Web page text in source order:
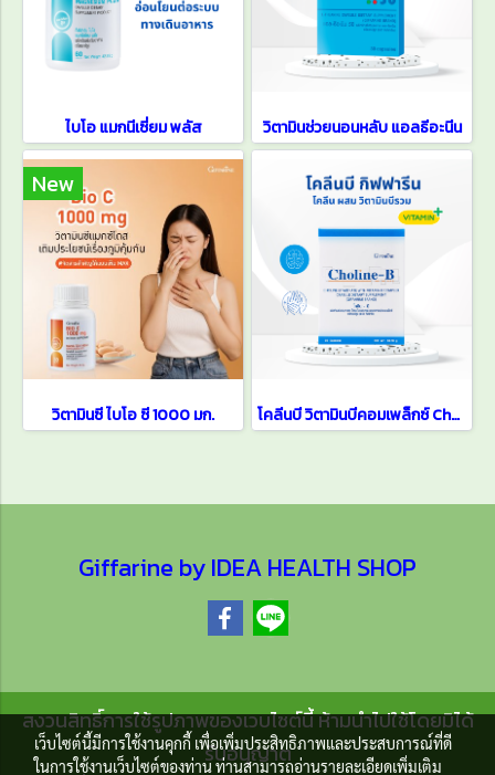
ไบโอ แมกนีเซี่ยม พลัส วิตามินช่วยนอนหลับ แอลธีอะนีน
New
วิตามินซี ไบโอ ซี 1000 มก. โคลีนบี วิตามินบีคอมเพล็กซ์ Choline-B
Giffarine by IDEA HEALTH SHOP
สงวนสิทธิ์การใช้รูปภาพของเวบไซต์นี้ ห้ามนำไปใช้โดยมิได้
รับอนุญาต
เว็บไซต์นี้มีการใช้งานคุกกี้ เพื่อเพิ่มประสิทธิภาพและประสบการณ์ที่ดี
ในการใช้งานเว็บไซต์ของท่าน ท่านสามารถอ่านรายละเอียดเพิ่มเติม